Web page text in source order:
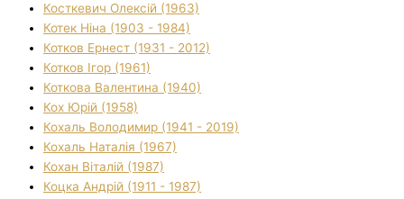
Косткевич Олексій (1963)
Котек Ніна (1903 - 1984)
Котков Ернест (1931 - 2012)
Котков Ігор (1961)
Коткова Валентина (1940)
Кох Юрій (1958)
Кохаль Володимир (1941 - 2019)
Кохаль Наталія (1967)
Кохан Віталій (1987)
Коцка Андрій (1911 - 1987)